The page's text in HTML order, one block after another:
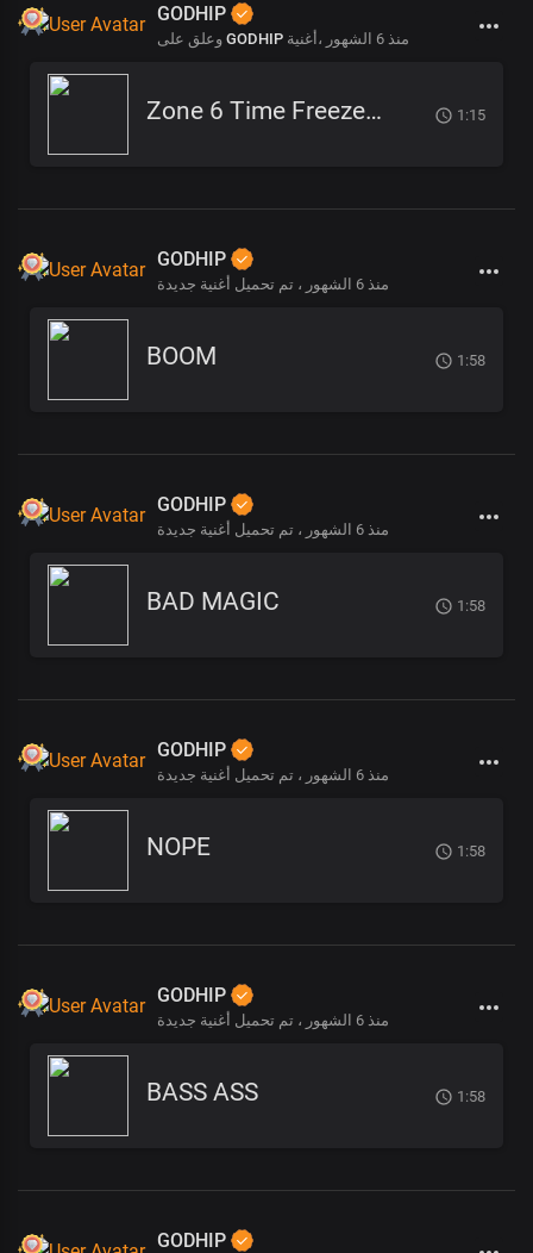
GODHIP
GODHIP أغنية، منذ 6 الشهور
Zone 6 Time Freeze (2) 1:15
GODHIP
تم تحميل أغنية جديدة ، منذ 6 الشهور
BOOM 1:58
GODHIP
تم تحميل أغنية جديدة ، منذ 6 الشهور
BAD MAGIC 1:58
GODHIP
تم تحميل أغنية جديدة ، منذ 6 الشهور
NOPE 1:58
GODHIP
تم تحميل أغنية جديدة ، منذ 6 الشهور
BASS ASS 1:58
GODHIP